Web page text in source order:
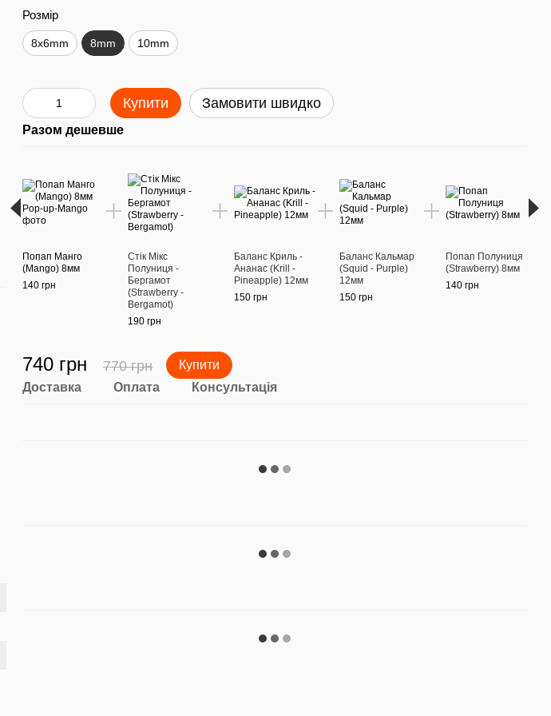
Розмір
8x6mm 8mm 10mm
Купити Замовити швидко
Разом дешевше
Попап Манго
(Mango) 8мм
140 грн
Стік Мікс
Полуниця -
Бергамот
(Strawberry -
Bergamot)
190 грн
Баланс Криль -
Ананас (Krill -
Pineapple) 12мм
150 грн
Баланс Кальмар
(Squid - Purple)
12мм
150 грн
Попап Полуниця
(Strawberry) 8мм
140 грн
740 грн 770 грн Купити
Доставка Оплата Консультація